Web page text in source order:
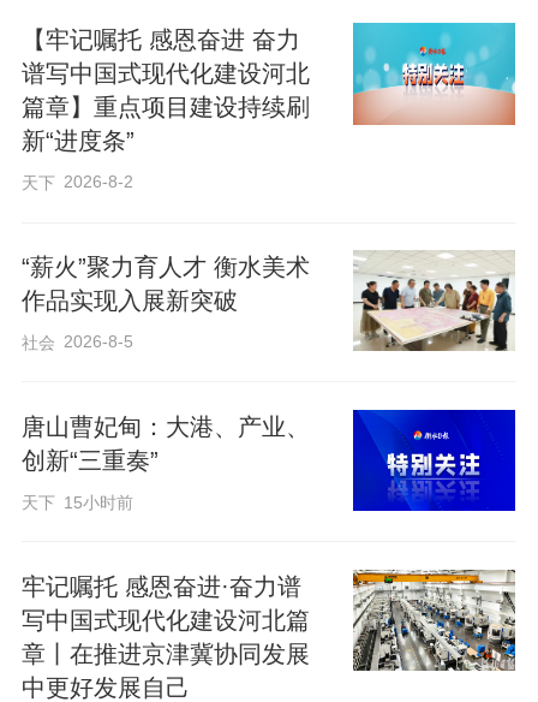
印发净菜进京津年度工作方案，明确各年
度阶段性目标，从生产、加工、流通、质
量安全监管和品牌引领五个关键环节入
手，提出了强化优良品种培育、提高设施
生产水平、推动提升蔬菜品质、扩大净菜
品产地市场发展、加强农产品经纪人队伍
建设、加大京津市场开拓力度、大力发展
直播电商、持续开展风险会商、协同开展
色认证、加大特色产品开发力度、加强在
京品牌宣传、丰富到冀体验消费场景等十
六条具体举措，为张家口市持续深耕北京
【牢记嘱托 感恩奋进 奋力
谱写中国式现代化建设河北
篇章】重点项目建设持续刷
新“进度条”
天下 2026-8-2
“薪火”聚力育人才 衡水美术
作品实现入展新突破
社会 2026-8-5
唐山曹妃甸：大港、产业、
创新“三重奏”
天下 15小时前
牢记嘱托 感恩奋进·奋力谱
写中国式现代化建设河北篇
章丨在推进京津冀协同发展
中更好发展自己